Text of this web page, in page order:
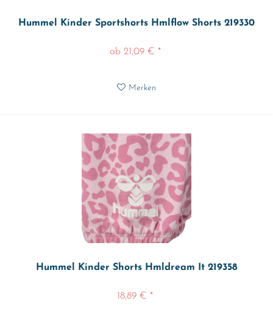
Hummel Kinder Sportshorts Hmlflow Shorts 219330
ab 21,09 € *
Merken
Hummel Kinder Shorts Hmldream It 219358
18,89 € *